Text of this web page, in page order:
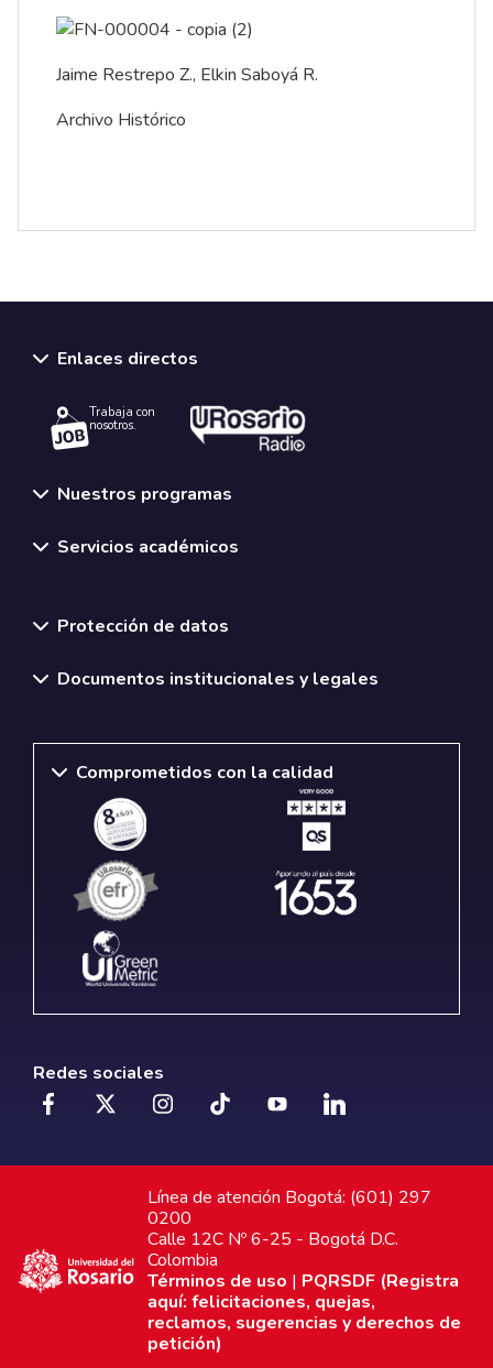
Jaime Restrepo Z., Elkin Saboyá R.
Archivo Histórico
Enlaces directos
Trabaja con
nosotros.
Nuestros programas
Servicios académicos
Protección de datos
Documentos institucionales y legales
Comprometidos con la calidad
Redes sociales
Línea de atención Bogotá: (601) 297
0200
Calle 12C Nº 6-25 - Bogotá D.C.
Colombia
Términos de uso | PQRSDF (Registra
aquí: felicitaciones, quejas,
reclamos, sugerencias y derechos de
petición)